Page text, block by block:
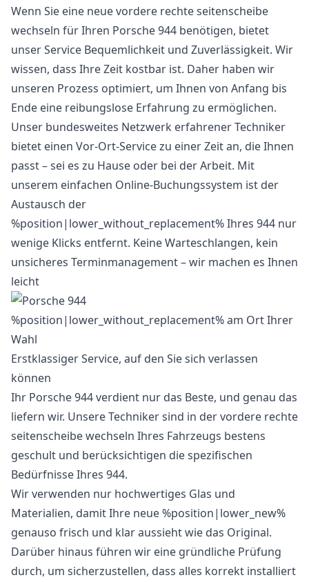
Wenn Sie eine neue vordere rechte seitenscheibe
wechseln für Ihren Porsche 944 benötigen, bietet
unser Service Bequemlichkeit und Zuverlässigkeit. Wir
wissen, dass Ihre Zeit kostbar ist. Daher haben wir
unseren Prozess optimiert, um Ihnen von Anfang bis
Ende eine reibungslose Erfahrung zu ermöglichen.
Unser bundesweites Netzwerk erfahrener Techniker
bietet einen Vor-Ort-Service zu einer Zeit an, die Ihnen
passt – sei es zu Hause oder bei der Arbeit. Mit
unserem einfachen Online-Buchungssystem ist der
Austausch der
%position|lower_without_replacement% Ihres 944 nur
wenige Klicks entfernt. Keine Warteschlangen, kein
unsicheres Terminmanagement – wir machen es Ihnen
leicht
Erstklassiger Service, auf den Sie sich verlassen
können
Ihr Porsche 944 verdient nur das Beste, und genau das
liefern wir. Unsere Techniker sind in der vordere rechte
seitenscheibe wechseln Ihres Fahrzeugs bestens
geschult und berücksichtigen die spezifischen
Bedürfnisse Ihres 944.
Wir verwenden nur hochwertiges Glas und
Materialien, damit Ihre neue %position|lower_new%
genauso frisch und klar aussieht wie das Original.
Darüber hinaus führen wir eine gründliche Prüfung
durch, um sicherzustellen, dass alles korrekt installiert